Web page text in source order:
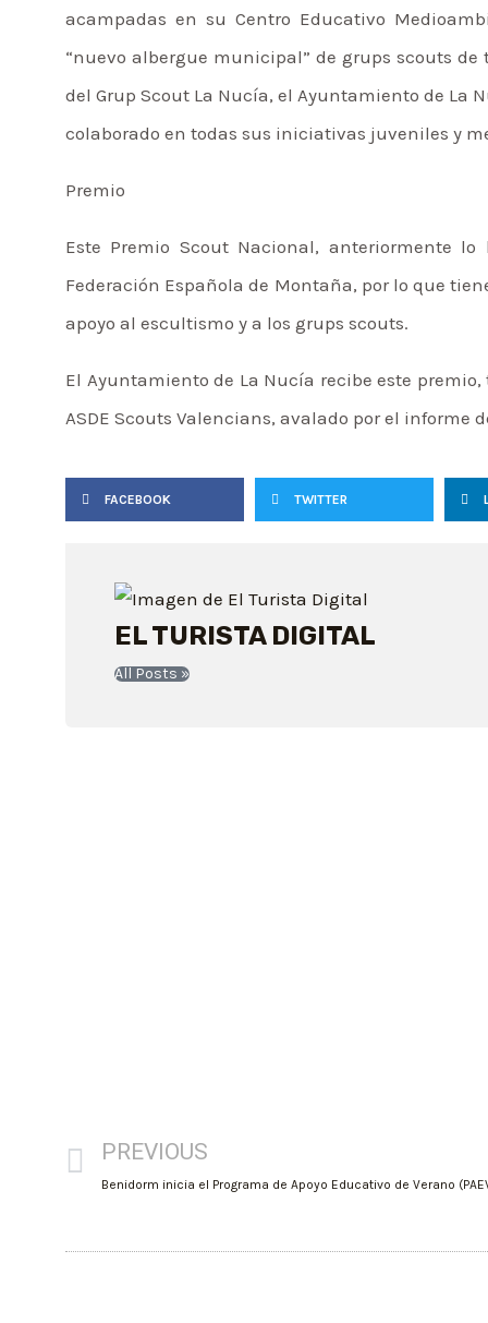
acampadas en su Centro Educativo
“nuevo albergue municipal” de grups scouts
del Grup Scout La Nucía, el Ayuntamiento de La
colaborado en todas sus iniciativas juveniles y
Premio
Este Premio Scout Nacional, anteriormente
Federación Española de Montaña, por lo que
apoyo al escultismo y a los grups scouts.
El Ayuntamiento de La Nucía recibe este
ASDE Scouts Valencians, avalado por el informe
FACEBOOK TWITTER
EL TURISTA DIGITAL
All Posts »
PREVIOUS
Benidorm inicia el Programa de Apoyo Educativo de Verano